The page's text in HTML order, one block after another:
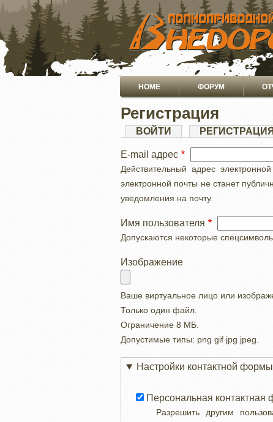
ПЕРЕЙТИ
ОСНОВНОМУ
СОДЕРЖАНИЮ
Основная
навигация
HOME ФОРУМ
Регистрация
Главные
вкладки
ВОЙТИ РЕГИСТРАЦИЯ
E-mail адрес
Действительный адрес
электронной почты не станет
уведомления на почту.
Имя пользователя
Допускаются некоторые
Изображение
Ваше виртуальное лицо или
Только один файл.
Ограничение 8 МБ.
Допустимые типы: png gif jpg jpeg.
Настройки контактной формы
Персональная контактная
Разрешить другим